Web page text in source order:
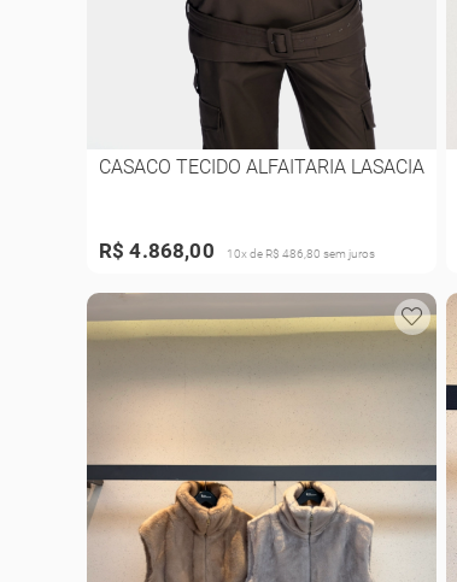
CASACO TECIDO ALFAITARIA LASACIA
R$ 4.868,00 10x de R$ 486,80 sem juros